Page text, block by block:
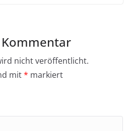
nicht veröffentlicht.
mit* markiert